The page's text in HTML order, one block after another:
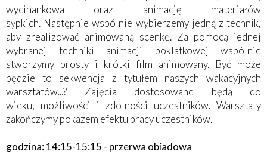
wycinankowa oraz animację materiałów
sypkich. Następnie wspólnie wybierzemy jedną z technik,
aby zrealizować animowaną scenkę. Za pomocą jednej
wybranej techniki animacji poklatkowej wspólnie
stworzymy prosty i krótki film animowany. Być może
będzie to sekwencja z tytułem naszych wakacyjnych
warsztatów...? Zajęcia dostosowane będą do
wieku, możliwości i zdolności uczestników. Warsztaty
zakończymy pokazem efektu pracy uczestników.
godzina: 14:15-15:15 - przerwa obiadowa